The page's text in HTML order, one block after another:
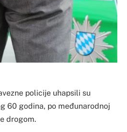
policije uhapsili su
60 godina, po međunarodnoj
drogom.